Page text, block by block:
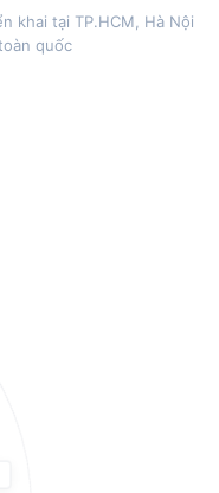
khai tại TP.HCM, Hà Nội
quốc